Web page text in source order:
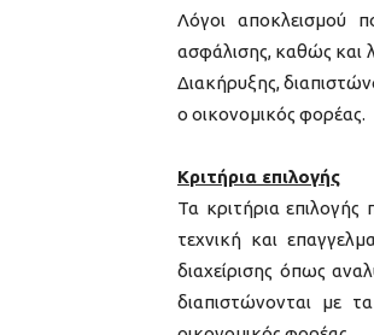
Λόγοι αποκλεισμού
ασφάλισης, καθώς και
Διακήρυξης,
ο οικονομικός φορέας.
Κριτήρια επιλογής
Τα κριτήρια
τεχνική και
διαχείρισης όπως
διαπιστώνoνται με